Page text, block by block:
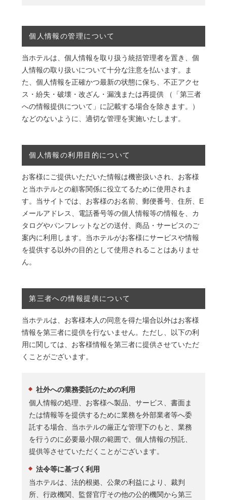
個人情報の管理について
当ホテルは、個人情報を取り扱う統括管理者を置き、個
人情報の取り扱いについて十分な注意を払います。ま
た、個人情報を正確かつ最新の状態に保ち、不正アクセ
ス・紛失・破壊・改ざん・漏洩または再提供 （「第三者
への情報提供について」に記載する場合を除きます。）
などのないように、適切な管理を実施いたします。
個人情報の利用目的について
お客様にご提供いただいた情報は機密扱いされ、お客様
と当ホテルとの顧客関係に役立てるために使用されま
す。当サイトでは、お客様のお名前、郵便番号、住所、E
メールアドレス、電話番号等の個人情報等の情報を、カ
タログやパンフレットなどの送付、商品・サービスのご
案内に利用します。当ホテルがお客様にサービスや情報
を提供する以外の目的として使用されることはありませ
ん。
第三者への情報提供について
当ホテルは、お客様本人の同意を得た場合以外はお客様
情報を第三者に提供を行ないません。ただし、以下の利
用に関しては、お客様情報を第三者に提供させていただ
くことがございます。
社外への業務委託のための利用
個人情報の処理、お客様へ製品、サービス、書面ま
たは情報等を提供するために業務を外部業者等へ委
託する場合、当ホテルの厳正な管理下のもと、業務
を行うのに必要最小限の範囲で、個人情報の預託、
提供等させていただくことがございます。
法令等に基づく利用
当ホテルは、法的根拠、公衆の利益により、裁判
所、行政機関、監督官庁その他の公的機関から第三